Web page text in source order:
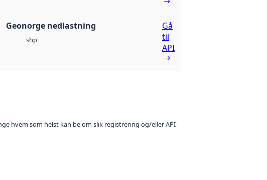
Geonorge nedlastning
shp
Gå
til
API
hvem som helst kan be om slik registrering og/eller API-